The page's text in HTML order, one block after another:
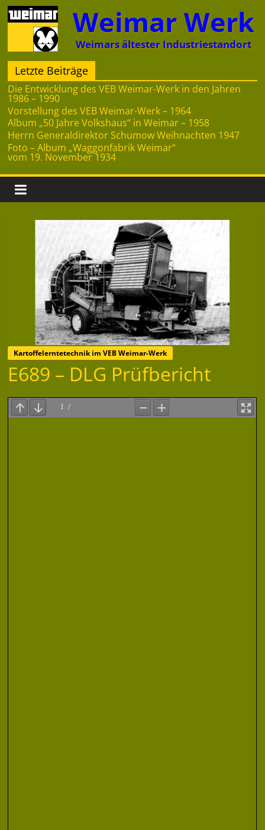
Zum
Inhalt
springen
Weimar Werk
Weimars ältester Industriestandort
Letzte Beiträge
Die Entwicklung des VEB Weimar-Werk in den Jahren
1986 – 1990
Vorstellung des VEB Weimar-Werk – 1964
Album „50 Jahre Volkshaus“ in Weimar – 1958
Herrn Generaldirektor Schumow Weihnachten 1947
Foto – Album „Waggonfabrik Weimar“
vom 19. November 1934
Kartoffelerntetechnik im VEB Weimar-Werk
E689 – DLG Prüfbericht